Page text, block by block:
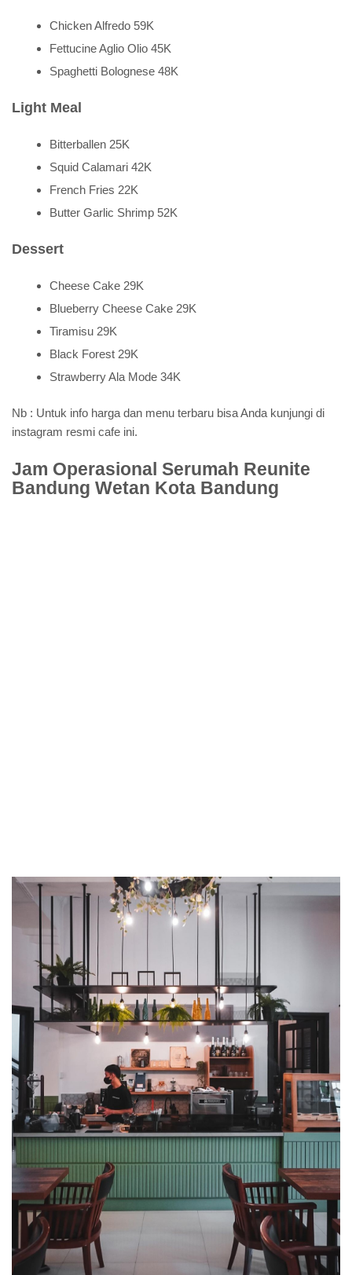
Chicken Alfredo 59K
Fettucine Aglio Olio 45K
Spaghetti Bolognese 48K
Light Meal
Bitterballen 25K
Squid Calamari 42K
French Fries 22K
Butter Garlic Shrimp 52K
Dessert
Cheese Cake 29K
Blueberry Cheese Cake 29K
Tiramisu 29K
Black Forest 29K
Strawberry Ala Mode 34K
Nb : Untuk info harga dan menu terbaru bisa Anda kunjungi di
instagram resmi cafe ini.
Jam Operasional Serumah Reunite
Bandung Wetan Kota Bandung